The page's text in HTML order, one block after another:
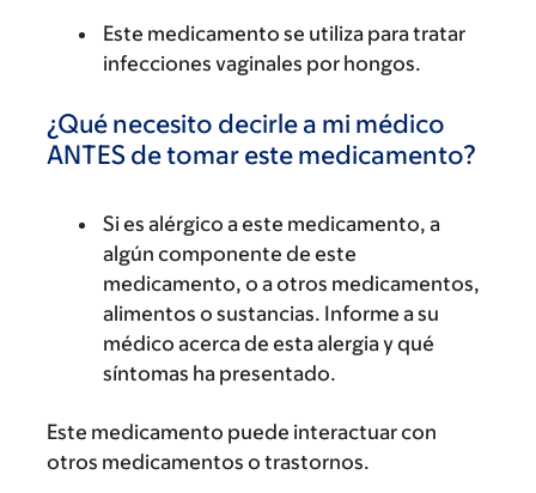
Este medicamento se utiliza para tratar
infecciones vaginales por hongos.
¿Qué necesito decirle a mi médico
ANTES de tomar este medicamento?
Si es alérgico a este medicamento, a
algún componente de este
medicamento, o a otros medicamentos,
alimentos o sustancias. Informe a su
médico acerca de esta alergia y qué
síntomas ha presentado.
Este medicamento puede interactuar con
otros medicamentos o trastornos.